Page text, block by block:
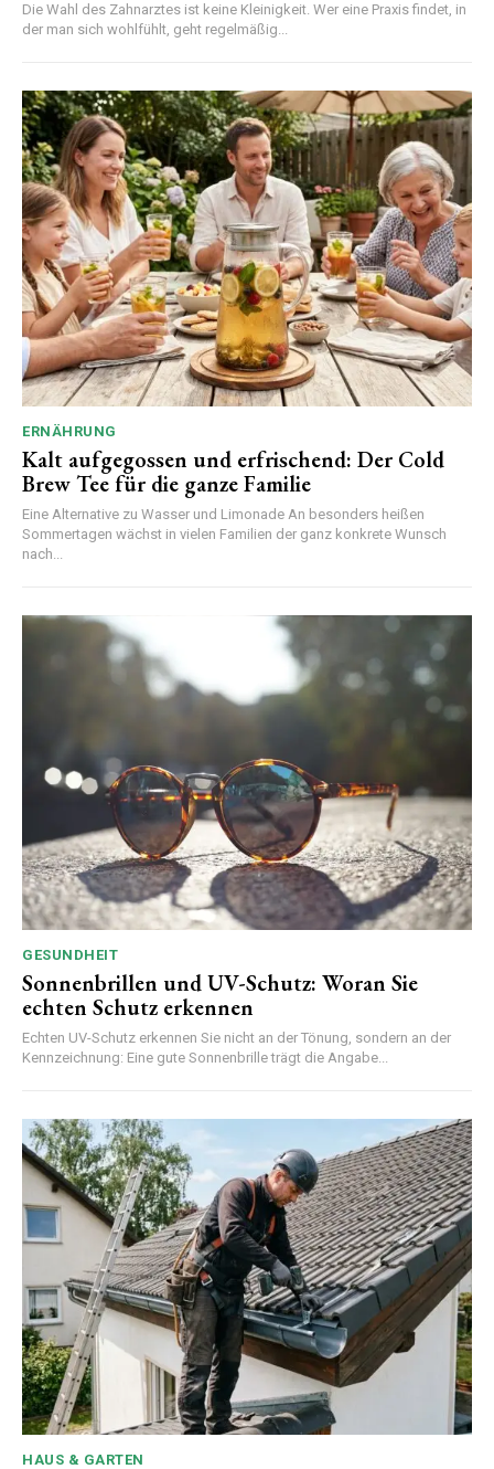
Die Wahl des Zahnarztes ist keine Kleinigkeit. Wer eine Praxis findet, in
der man sich wohlfühlt, geht regelmäßig...
ERNÄHRUNG
Kalt aufgegossen und erfrischend: Der Cold
Brew Tee für die ganze Familie
Eine Alternative zu Wasser und Limonade An besonders heißen
Sommertagen wächst in vielen Familien der ganz konkrete Wunsch
nach...
GESUNDHEIT
Sonnenbrillen und UV-Schutz: Woran Sie
echten Schutz erkennen
Echten UV-Schutz erkennen Sie nicht an der Tönung, sondern an der
Kennzeichnung: Eine gute Sonnenbrille trägt die Angabe...
HAUS & GARTEN